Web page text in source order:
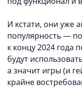
И кстати, они уже
популярность — по
к концу 2024 года
будут
а значит игры (и
крайне